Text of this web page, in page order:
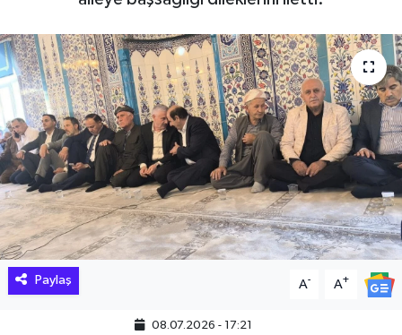
Paylaş A- A+
08.07.2026 - 17:21
GÜNDEM
Hakkari Haber
İLGİNÇ HABERLER
KADIN
KÜLTÜR SANAT
MAGAZİN
Haber Arşivi